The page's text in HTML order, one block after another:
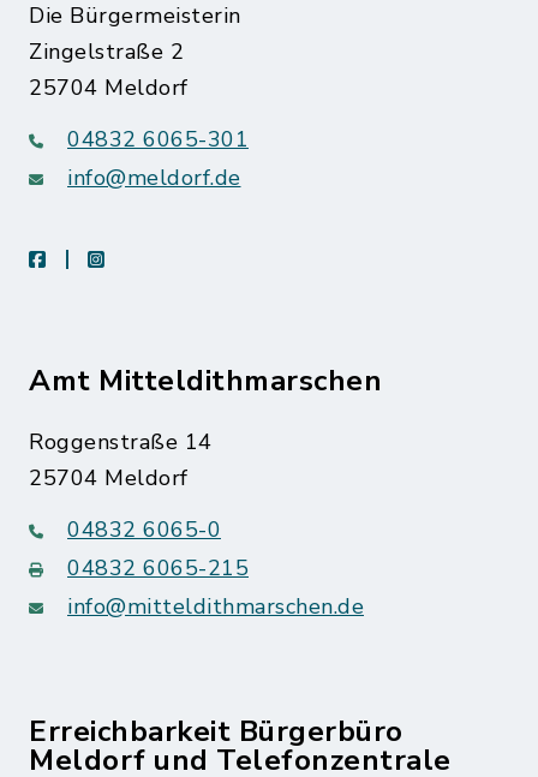
Die Bürgermeisterin
Zingelstraße 2
25704 Meldorf
04832 6065-301
info@meldorf.de
facebookinstagram
Amt Mitteldithmarschen
Roggenstraße 14
25704 Meldorf
04832 6065-0
04832 6065-215
info@mitteldithmarschen.de
Erreichbarkeit Bürgerbüro
Meldorf und Telefonzentrale